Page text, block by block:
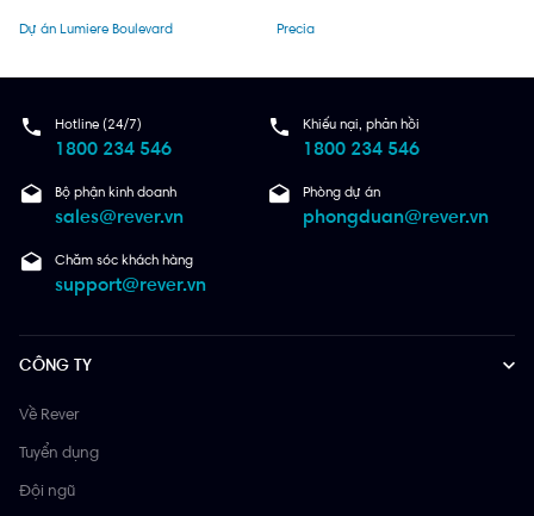
Dự án Lumiere Boulevard Precia
Hotline (24/7)
1800 234 546
Khiếu nại, phản hồi
1800 234 546
Bộ phận kinh doanh
sales@rever.vn
Phòng dự án
phongduan@rever.vn
Chăm sóc khách hàng
support@rever.vn
CÔNG TY
Về Rever
Tuyển dụng
Đội ngũ